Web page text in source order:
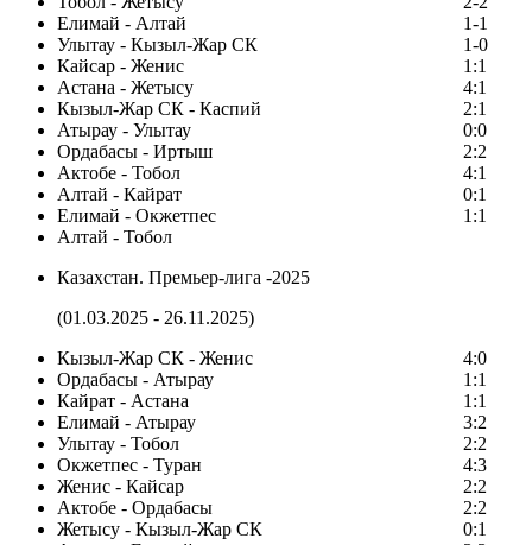
Елимай - Алтай
1-1
Улытау - Кызыл-Жар СК
1-0
Кайсар - Женис
1:1
Астана - Жетысу
4:1
Кызыл-Жар СК - Каспий
2:1
Атырау - Улытау
0:0
Ордабасы - Иртыш
2:2
Актобе - Тобол
4:1
Алтай - Кайрат
0:1
Елимай - Окжетпес
1:1
Алтай - Тобол
Казахстан. Премьер-лига -2025
(01.03.2025 - 26.11.2025)
Кызыл-Жар СК - Женис
4:0
Ордабасы - Атырау
1:1
Кайрат - Астана
1:1
Елимай - Атырау
3:2
Улытау - Тобол
2:2
Окжетпес - Туран
4:3
Женис - Кайсар
2:2
Актобе - Ордабасы
2:2
Жетысу - Кызыл-Жар СК
0:1